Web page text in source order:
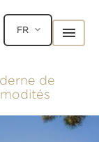
FR
de